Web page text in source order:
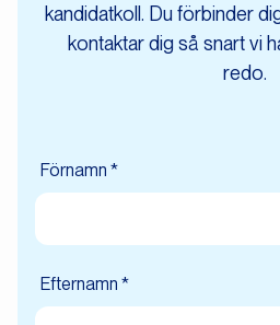
kandidatkoll. Du förbinder
kontaktar dig så snart vi
redo.
Förnamn *
Efternamn *